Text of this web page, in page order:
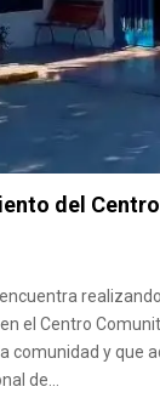
del
el Centro
comunidad y que
de...